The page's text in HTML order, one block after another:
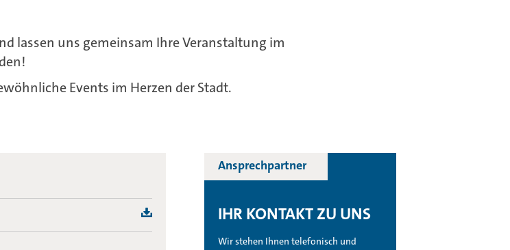
lassen uns gemeinsam Ihre Veranstaltung im
Events im Herzen der Stadt.
Ansprechpartner
IHR KONTAKT ZU UNS
Wir stehen Ihnen telefonisch und